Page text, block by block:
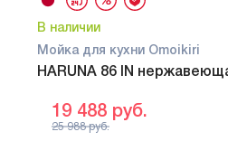
В наличии
Мойка для кухни Omoikiri
HARUNA 86 IN
19 488 руб.
25 988руб.